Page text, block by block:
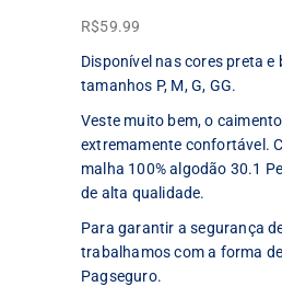
R$59.99
Disponível nas cores preta e
tamanhos P, M, G, GG.
Veste muito bem, o
extremamente confortável.
malha 100% algodão 30.1
de alta qualidade.
Para garantir a segurança
trabalhamos com a forma
Pagseguro.